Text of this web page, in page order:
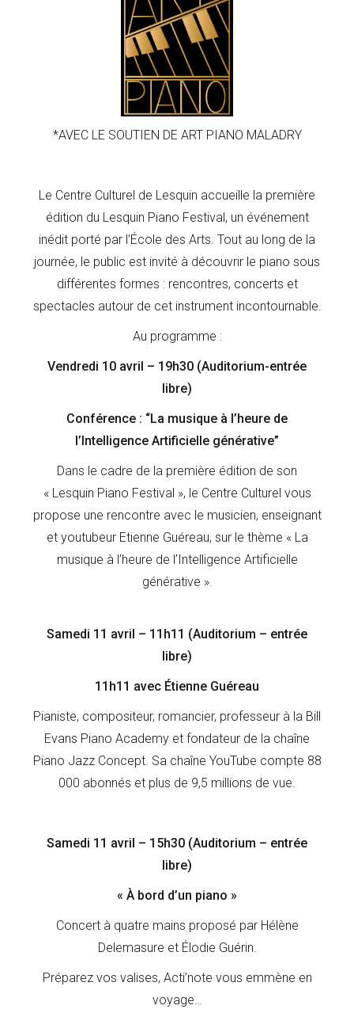
*AVEC LE SOUTIEN DE ART PIANO MALADRY
Le Centre Culturel de Lesquin accueille la première
édition du Lesquin Piano Festival, un événement
inédit porté par l’École des Arts. Tout au long de la
journée, le public est invité à découvrir le piano sous
différentes formes : rencontres, concerts et
spectacles autour de cet instrument incontournable.
Au programme :
Vendredi 10 avril – 19h30 (Auditorium-entrée
libre)
Conférence : “La musique à l’heure de
l’Intelligence Artificielle générative”
Dans le cadre de la première édition de son
« Lesquin Piano Festival », le Centre Culturel vous
propose une rencontre avec le musicien, enseignant
et youtubeur Etienne Guéreau, sur le thème « La
musique à l’heure de l’Intelligence Artificielle
générative ».
Samedi 11 avril – 11h11 (Auditorium – entrée
libre)
11h11 avec Étienne Guéreau
Pianiste, compositeur, romancier, professeur à la Bill
Evans Piano Academy et fondateur de la chaîne
Piano Jazz Concept. Sa chaîne YouTube compte 88
000 abonnés et plus de 9,5 millions de vue.
Samedi 11 avril – 15h30 (Auditorium – entrée
libre)
« À bord d’un piano »
Concert à quatre mains proposé par Hélène
Delemasure et Élodie Guérin.
Préparez vos valises, Acti’note vous emmène en
voyage…